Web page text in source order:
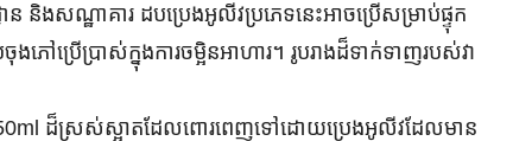
និងសណ្ឋាគារ ដបប្រេងអូលីវប្រភេទនេះអាចប្រើសម្រាប់ផ្ទុក
ប្រើប្រាស់ក្នុងការចម្អិនអាហារ។ រូបរាងដ៏ទាក់ទាញរបស់វា
ដ៏ស្រស់ស្អាតដែលពោរពេញទៅដោយប្រេងអូលីវដែលមាន